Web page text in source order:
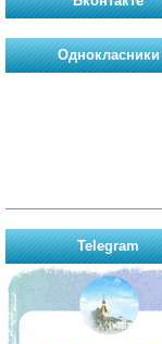
Однокласники
Telegram